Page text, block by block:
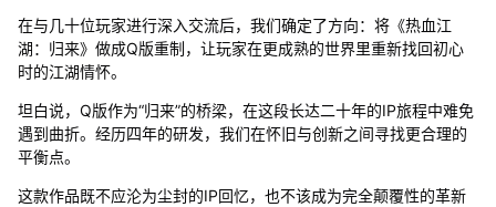
在与几十位玩家进行深入交流后，我们确定了方向：将《热血江
湖：归来》做成Q版重制，让玩家在更成熟的世界里重新找回初心
时的江湖情怀。
坦白说，Q版作为“归来”的桥梁，在这段长达二十年的IP旅程中难免
遇到曲折。经历四年的研发，我们在怀旧与创新之间寻找更合理的
平衡点。
这款作品既不应沦为尘封的IP回忆，也不该成为完全颠覆性的革新